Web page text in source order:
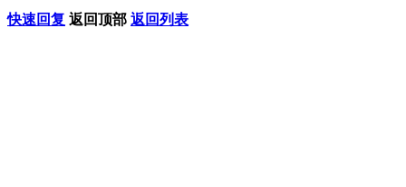
快速回复 返回顶部 返回列表